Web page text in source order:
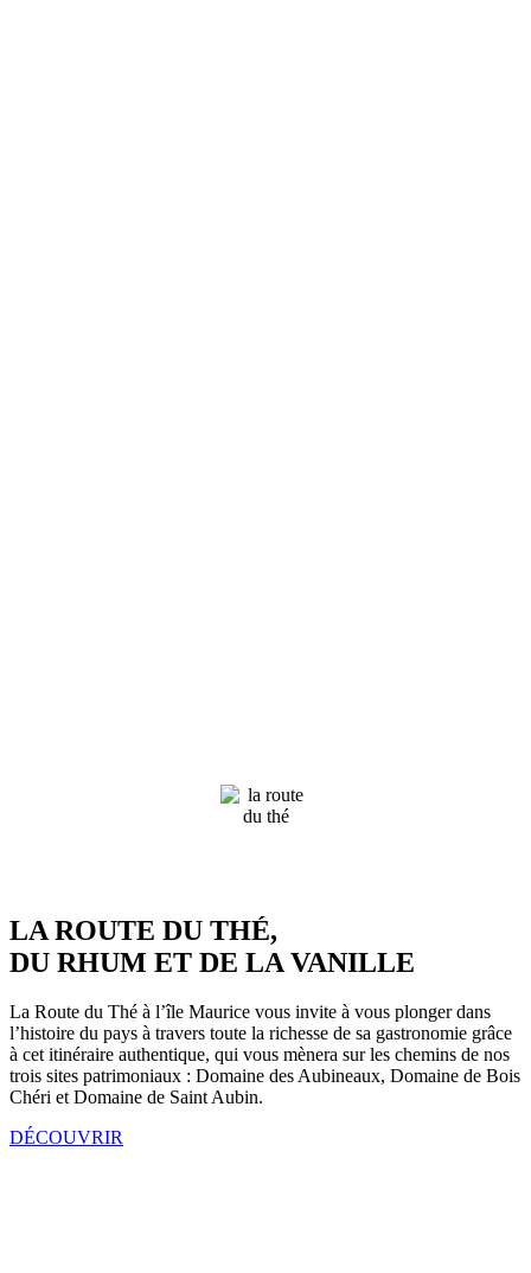
LA ROUTE DU THÉ,
DU RHUM ET DE LA VANILLE
La Route du Thé à l’île Maurice vous invite à vous plonger dans
l’histoire du pays à travers toute la richesse de sa gastronomie grâce
à cet itinéraire authentique, qui vous mènera sur les chemins de nos
trois sites patrimoniaux : Domaine des Aubineaux, Domaine de Bois
Chéri et Domaine de Saint Aubin.
DÉCOUVRIR